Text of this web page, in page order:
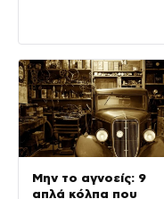
Μην το αγνοείς: 9
απλά κόλπα που